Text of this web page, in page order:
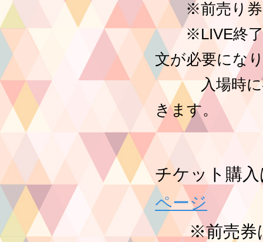
※前売り券
※LIVE終了後
文が必要にな
入場時に確
きます。
チケット購
ページ
※前売券は